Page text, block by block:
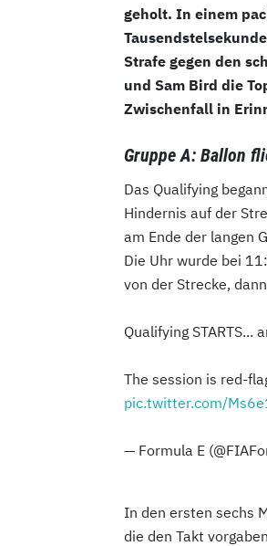
geholt. In einem
Strafe gegen den
und Sam Bird die
Zwischenfall in
Gruppe A: Ballon
Das Qualifying
Hindernis auf der
am Ende der langen
Die Uhr wurde bei
von der Strecke,
Qualifying STARTS...
The session is red-
pic.twitter.com/
— Formula E
In den ersten sechs
die den Takt